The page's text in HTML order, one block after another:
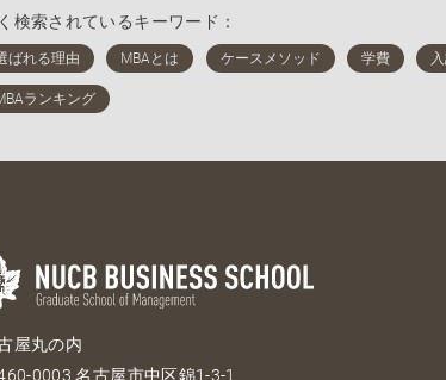
検索されているキーワード：
屋丸の内
0003 名古屋市中区錦1-3-1